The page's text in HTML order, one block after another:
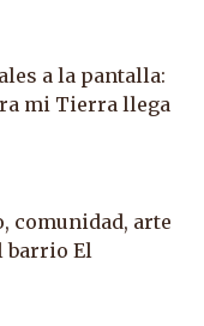
a la pantalla:
mi Tierra llega
comunidad, arte
barrio El